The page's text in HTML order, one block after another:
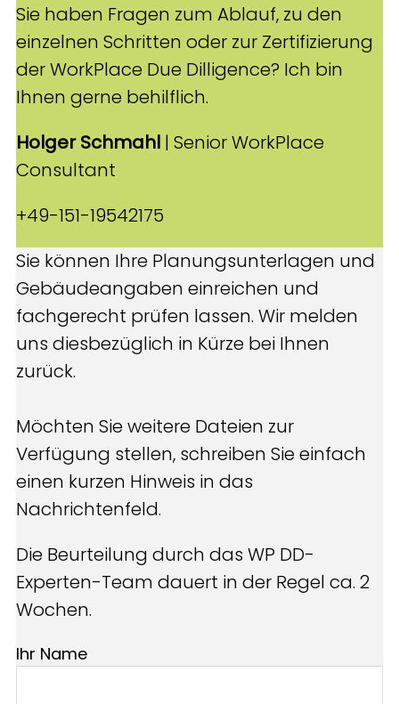
Sie haben Fragen zum Ablauf, zu den
einzelnen Schritten oder zur Zertifizierung
der WorkPlace Due Dilligence? Ich bin
Ihnen gerne behilflich.
Holger Schmahl | Senior WorkPlace
Consultant
+49-151-19542175
Sie können Ihre Planungsunterlagen und
Gebäudeangaben einreichen und
fachgerecht prüfen lassen. Wir melden
uns diesbezüglich in Kürze bei Ihnen
zurück.
Möchten Sie weitere Dateien zur
Verfügung stellen, schreiben Sie einfach
einen kurzen Hinweis in das
Nachrichtenfeld.
Die Beurteilung durch das WP DD-
Experten-Team dauert in der Regel ca. 2
Wochen.​
Ihr Name